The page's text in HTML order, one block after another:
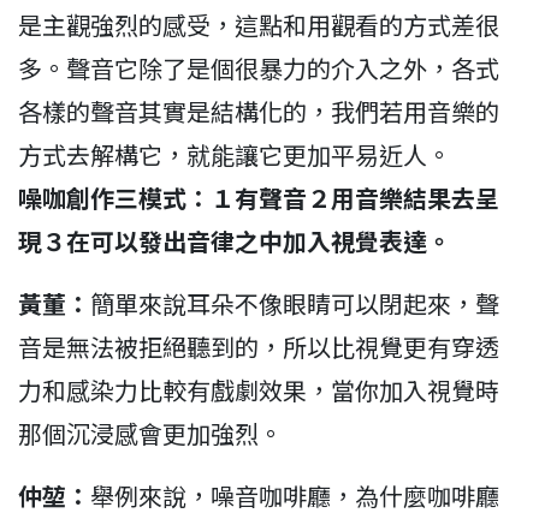
是主觀強烈的感受，這點和用觀看的方式差很
多。聲音它除了是個很暴力的介入之外，各式
各樣的聲音其實是結構化的，我們若用音樂的
方式去解構它，就能讓它更加平易近人。
噪咖創作三模式：１有聲音２用音樂結果去呈
現３在可以發出音律之中加入視覺表達。
黃董： 簡單來說耳朵不像眼睛可以閉起來，聲
音是無法被拒絕聽到的，所以比視覺更有穿透
力和感染力比較有戲劇效果，當你加入視覺時
那個沉浸感會更加強烈。
仲堃： 舉例來說，噪音咖啡廳，為什麼咖啡廳